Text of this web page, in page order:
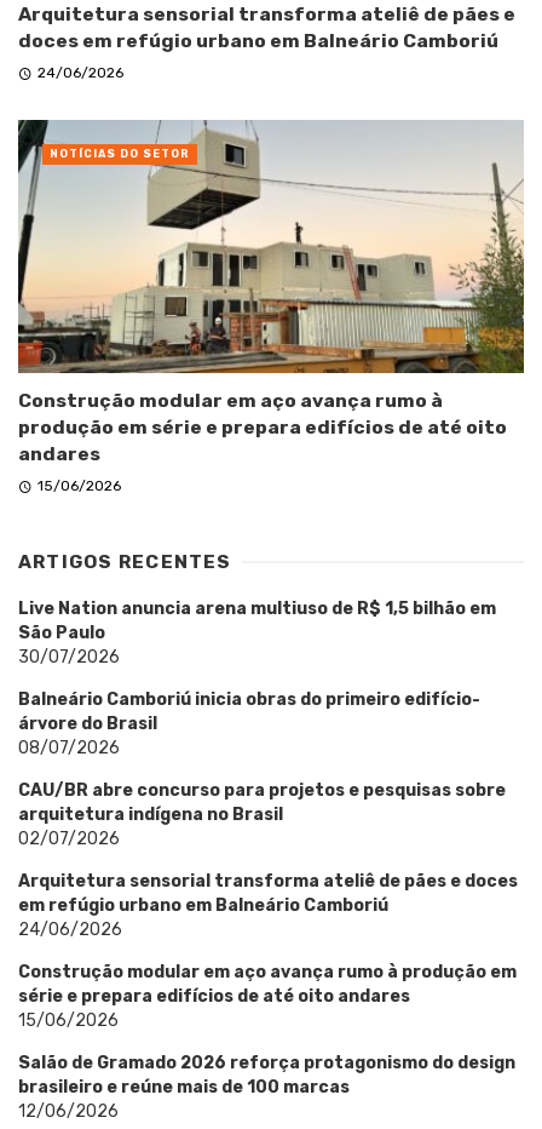
Arquitetura sensorial transforma ateliê de pães e
doces em refúgio urbano em Balneário Camboriú
24/06/2026
Construção modular em aço avança rumo à
produção em série e prepara edifícios de até oito
andares
15/06/2026
NOTÍCIAS DO SETOR
ARTIGOS RECENTES
Live Nation anuncia arena multiuso de R$ 1,5 bilhão em
São Paulo
30/07/2026
Balneário Camboriú inicia obras do primeiro edifício-
árvore do Brasil
08/07/2026
CAU/BR abre concurso para projetos e pesquisas sobre
arquitetura indígena no Brasil
02/07/2026
Arquitetura sensorial transforma ateliê de pães e doces
em refúgio urbano em Balneário Camboriú
24/06/2026
Construção modular em aço avança rumo à produção em
série e prepara edifícios de até oito andares
15/06/2026
Salão de Gramado 2026 reforça protagonismo do design
brasileiro e reúne mais de 100 marcas
12/06/2026